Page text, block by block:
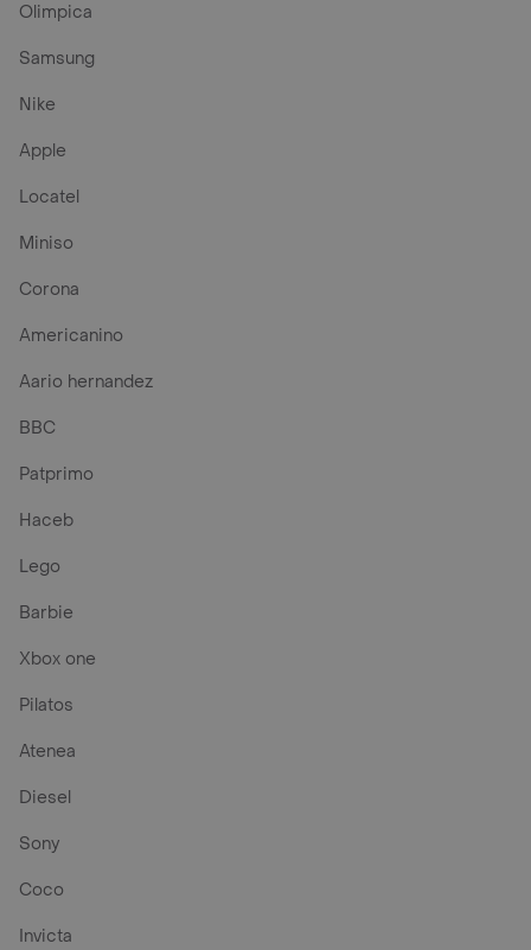
Olimpica
Samsung
Nike
Apple
Locatel
Miniso
Corona
Americanino
Aario hernandez
BBC
Patprimo
Haceb
Lego
Barbie
Xbox one
Pilatos
Atenea
Diesel
Sony
Coco
Invicta